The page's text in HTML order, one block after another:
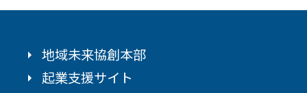
地域未来協創本部
起業支援サイト